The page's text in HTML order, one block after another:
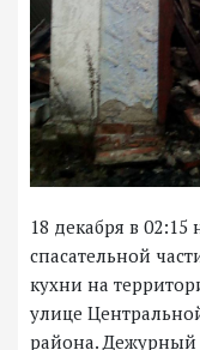
18 декабря в
спасательной
кухни на
улице
района. Дежурный